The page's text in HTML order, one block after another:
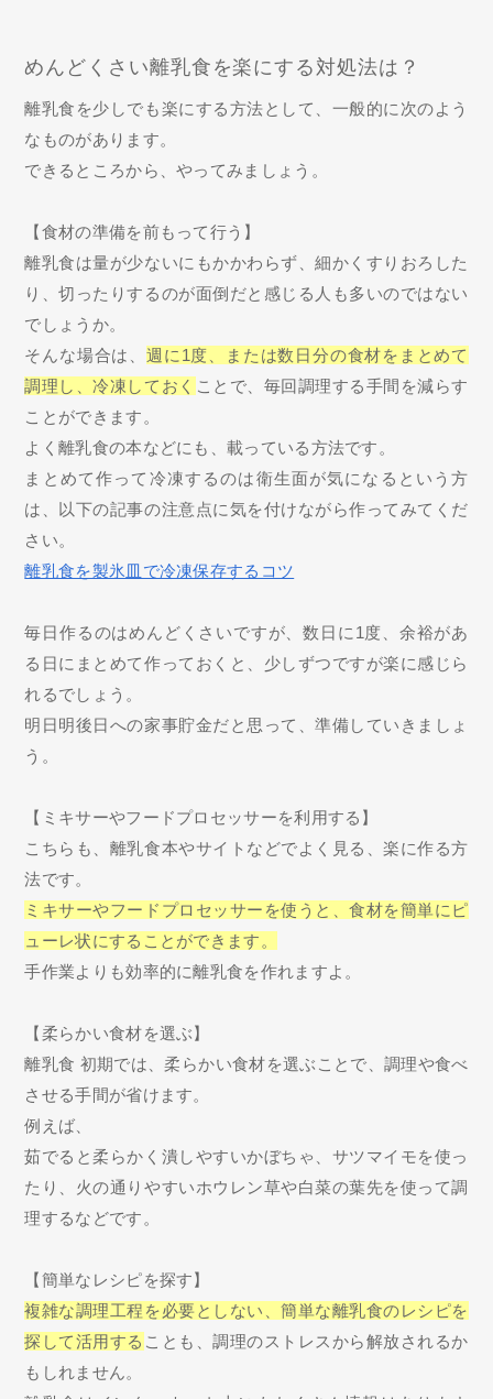
めんどくさい離乳食を楽にする対処法は？
離乳食を少しでも楽にする方法として、一般的に次のよう
なものがあります。
できるところから、やってみましょう。
【食材の準備を前もって行う】
離乳食は量が少ないにもかかわらず、細かくすりおろした
り、切ったりするのが面倒だと感じる人も多いのではない
でしょうか。
そんな場合は、 週に1度、または数日分の食材をまとめて
調理し、冷凍しておく ことで、毎回調理する手間を減らす
ことができます。
よく離乳食の本などにも、載っている方法です。
まとめて作って冷凍するのは衛生面が気になるという方
は、以下の記事の注意点に気を付けながら作ってみてくだ
さい。
離乳食を製氷皿で冷凍保存するコツ
毎日作るのはめんどくさいですが、数日に1度、余裕があ
る日にまとめて作っておくと、少しずつですが楽に感じら
れるでしょう。
明日明後日への家事貯金だと思って、準備していきましょ
う。
【ミキサーやフードプロセッサーを利用する】
こちらも、離乳食本やサイトなどでよく見る、楽に作る方
法です。
ミキサーやフードプロセッサーを使うと、食材を簡単にピ
ューレ状にすることができます。
手作業よりも効率的に離乳食を作れますよ。
【柔らかい食材を選ぶ】
離乳食 初期では、柔らかい食材を選ぶことで、調理や食べ
させる手間が省けます。
例えば、
茹でると柔らかく潰しやすいかぼちゃ、サツマイモを使っ
たり、火の通りやすいホウレン草や白菜の葉先を使って調
理するなどです。
【簡単なレシピを探す】
複雑な調理工程を必要としない、簡単な離乳食のレシピを
探して活用する ことも、調理のストレスから解放されるか
もしれません。